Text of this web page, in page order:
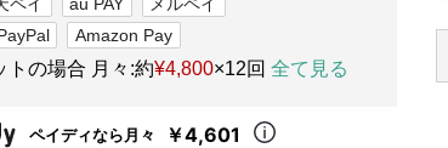
ペイ au PAY
メルペイ
Amazon Pay
トの場合 月々:約¥4,800×12回 全て見る
ペイディなら月々 ￥4,601